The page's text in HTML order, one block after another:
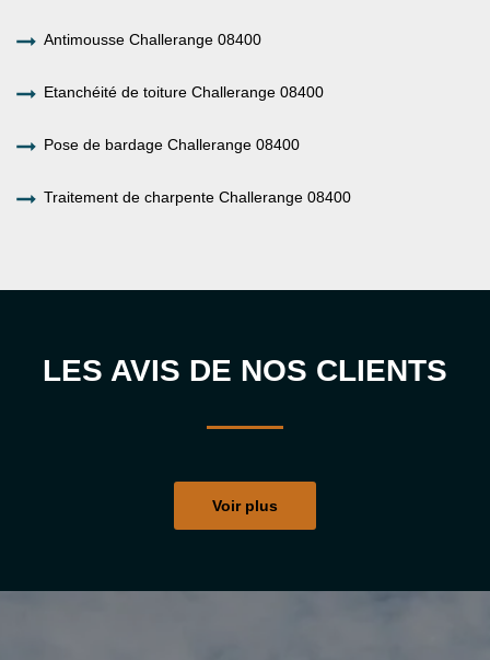
Antimousse Challerange 08400
Etanchéité de toiture Challerange 08400
Pose de bardage Challerange 08400
Traitement de charpente Challerange 08400
LES AVIS DE NOS CLIENTS
Voir plus